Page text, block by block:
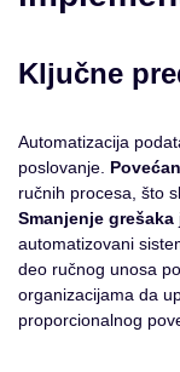
Ključne
Automatizacija
poslovanje.
ručnih procesa, što
Smanjenje grešaka
automatizovani
deo ručnog unosa
organizacijama da
proporcionalnog